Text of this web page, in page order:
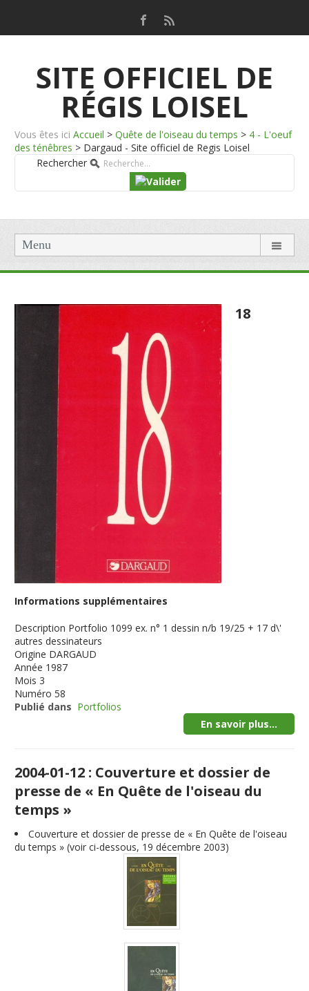
SITE OFFICIEL DE
RÉGIS LOISEL
Vous êtes ici Accueil > Quête de l'oiseau du temps > 4 - L'oeuf
des ténêbres > Dargaud - Site officiel de Regis Loisel
Rechercher
Menu
18
Informations supplémentaires
Description Portfolio 1099 ex. n° 1 dessin n/b 19/25 + 17 d\'
autres dessinateurs
Origine DARGAUD
Année 1987
Mois 3
Numéro 58
Publié dans Portfolios
En savoir plus...
2004-01-12 : Couverture et dossier de
presse de « En Quête de l'oiseau du
temps »
Couverture et dossier de presse de « En Quête de l'oiseau
du temps » (voir ci-dessous, 19 décembre 2003)